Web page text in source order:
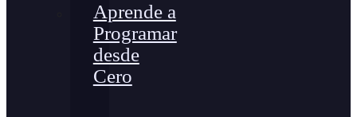
Aprende a
Programar
desde
Cero